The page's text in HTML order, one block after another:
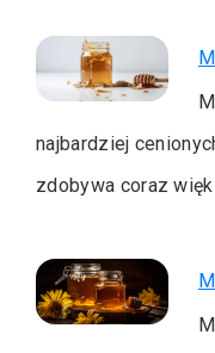
najbardziej
zdobywa coraz